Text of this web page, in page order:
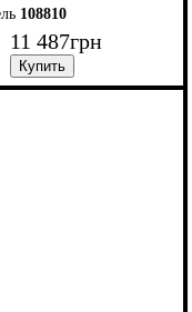
108810
11 487грн